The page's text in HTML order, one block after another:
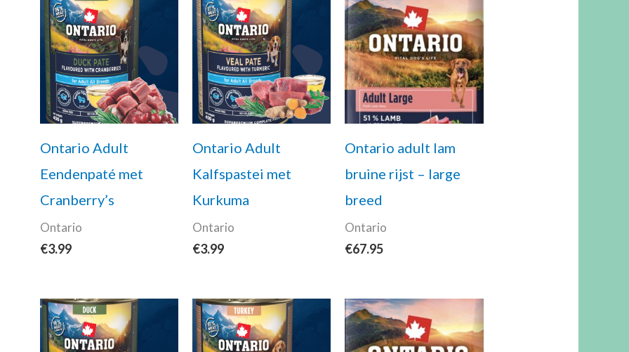
Ontario Adult
Eendenpaté met
Cranberry’s
Ontario
€3.99
Ontario Adult
Kalfspastei met
Kurkuma
Ontario
€3.99
Ontario adult lam
bruine rijst – large
breed
Ontario
€67.95